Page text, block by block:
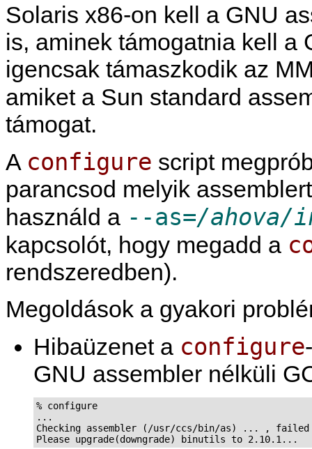
Solaris x86-on kell a GNU
is, aminek támogatnia kell a
igencsak támaszkodik az
amiket a Sun standard
támogat.
A configure script
parancsod melyik
használd a --as=/
kapcsolót, hogy megadd a
rendszeredben).
Megoldások a gyakori
Hibaüzenet a configure
GNU assembler nélküli
% configure
...
Checking assembler (/usr/ccs/bin/as) ... , failed
Please upgrade(downgrade) binutils to 2.10.1...